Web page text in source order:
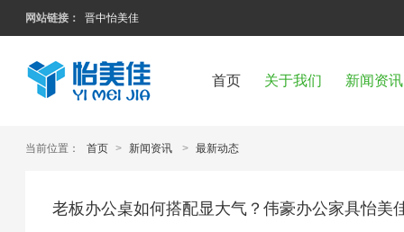
网站链接： 晋中怡美佳
首页 关于我们 新闻资讯
当前位置： 首页 > 新闻资讯 > 最新动态
老板办公桌如何搭配显大气？伟豪办公家具怡美